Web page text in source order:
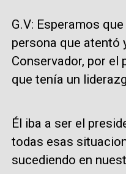
G.V: Esperamos
persona que atentó
Conservador, por el
que tenía un
Él iba a ser el
todas esas
sucediendo en